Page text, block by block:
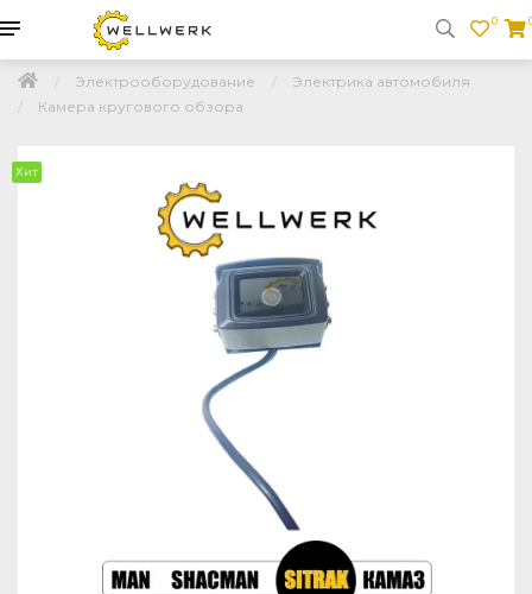
0
Электрооборудование
Электрика автомобиля
Камера кругового обзора
Хит